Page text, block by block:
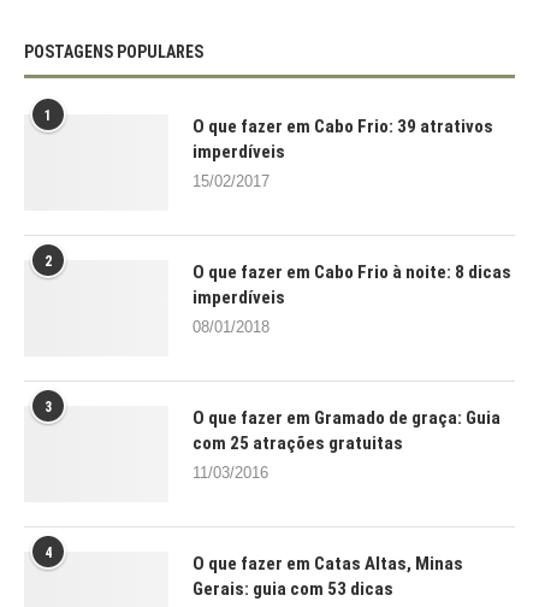
POSTAGENS POPULARES
1
O que fazer em Cabo Frio: 39 atrativos
imperdíveis
15/02/2017
2
O que fazer em Cabo Frio à noite: 8 dicas
imperdíveis
08/01/2018
3
O que fazer em Gramado de graça: Guia
com 25 atrações gratuitas
11/03/2016
4
O que fazer em Catas Altas, Minas
Gerais: guia com 53 dicas